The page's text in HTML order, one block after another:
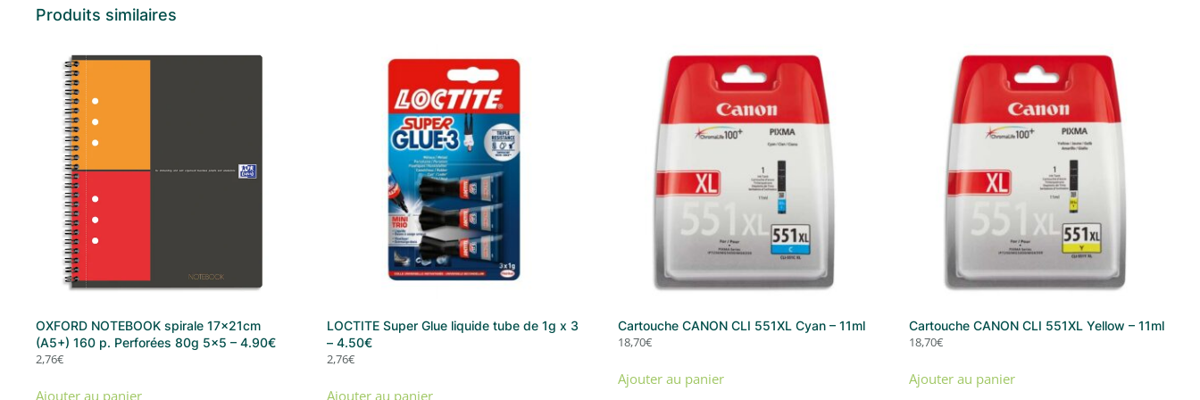
Produits similaires
OXFORD NOTEBOOK spirale 17x21cm
(A5+) 160 p. Perforées 80g 5×5 – 4.90€
2,76€
Ajouter au panier
LOCTITE Super Glue liquide tube de 1g x 3
– 4.50€
2,76€
Ajouter au panier
Cartouche CANON CLI 551XL Cyan – 11ml
18,70€
Ajouter au panier
Cartouche CANON CLI 551XL Yellow – 11ml
18,70€
Ajouter au panier